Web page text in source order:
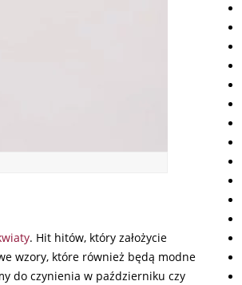
. Hit hitów, który założycie
wzory, które również będą modne
do czynienia w październiku czy